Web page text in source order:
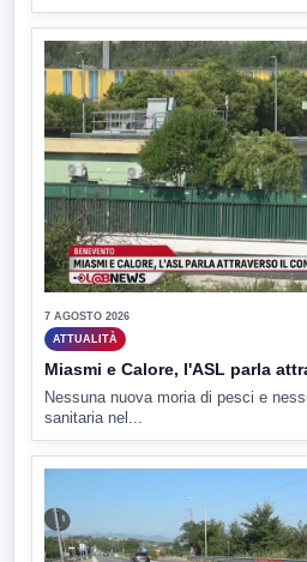
7 AGOSTO 2026
ATTUALITÀ
Miasmi e Calore, l'ASL parla
Nessuna nuova moria di pesci e
sanitaria nel...